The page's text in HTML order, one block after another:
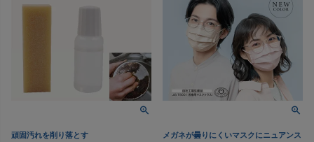
頑固汚れを削り落とす
メガネが曇りにくいマスクにニュアンス